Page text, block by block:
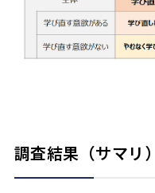
調査結果（サマリ）